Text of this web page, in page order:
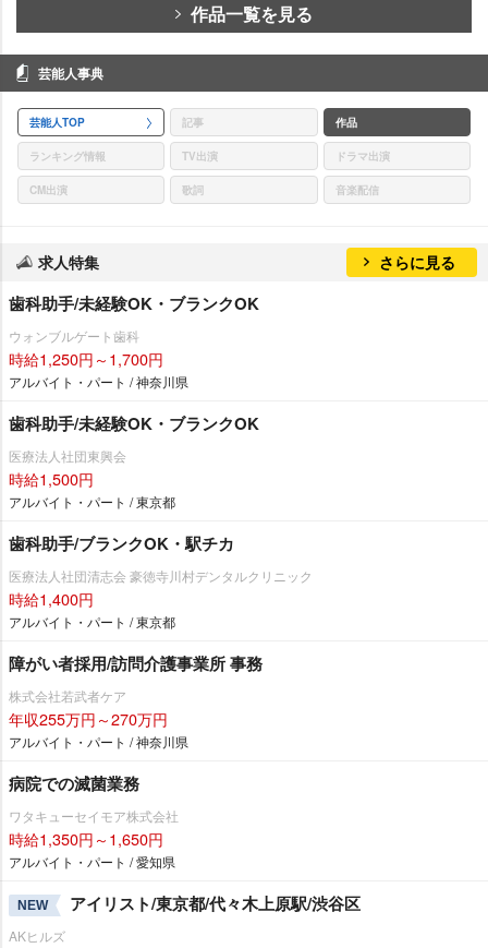
作品一覧を見る
芸能人事典
芸能人TOP 記事 作品
ランキング情報 TV出演 ドラマ出演
CM出演 歌詞 音楽配信
求人特集 さらに見る
歯科助手/未経験OK・ブランクOK
ウォンブルゲート歯科
時給1,250円～1,700円
アルバイト・パート / 神奈川県
歯科助手/未経験OK・ブランクOK
医療法人社団東興会
時給1,500円
アルバイト・パート / 東京都
歯科助手/ブランクOK・駅チカ
医療法人社団清志会 豪徳寺川村デンタルクリニック
時給1,400円
アルバイト・パート / 東京都
障がい者採用/訪問介護事業所 事務
株式会社若武者ケア
年収255万円～270万円
アルバイト・パート / 神奈川県
病院での滅菌業務
ワタキューセイモア株式会社
時給1,350円～1,650円
アルバイト・パート / 愛知県
NEW アイリスト/東京都/代々木上原駅/渋谷区
AKヒルズ